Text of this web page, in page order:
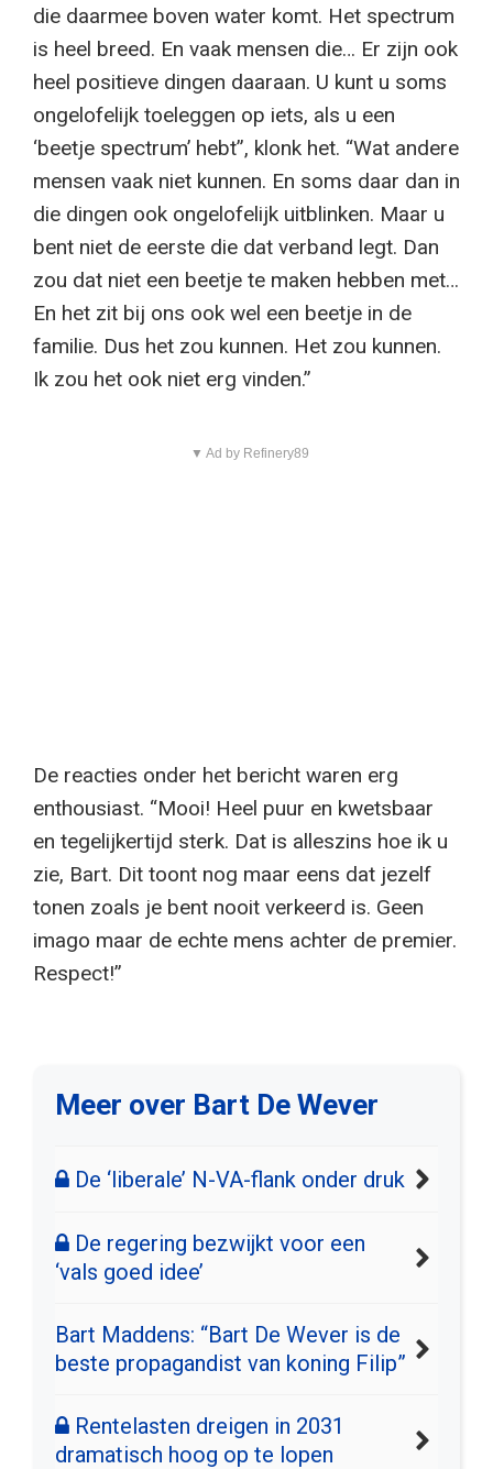
die daarmee boven water komt. Het spectrum
is heel breed. En vaak mensen die… Er zijn ook
heel positieve dingen daaraan. U kunt u soms
ongelofelijk toeleggen op iets, als u een
‘beetje spectrum’ hebt”, klonk het. “Wat andere
mensen vaak niet kunnen. En soms daar dan in
die dingen ook ongelofelijk uitblinken. Maar u
bent niet de eerste die dat verband legt. Dan
zou dat niet een beetje te maken hebben met…
En het zit bij ons ook wel een beetje in de
familie. Dus het zou kunnen. Het zou kunnen.
Ik zou het ook niet erg vinden.”
▼ Ad by Refinery89
De reacties onder het bericht waren erg
enthousiast. “Mooi! Heel puur en kwetsbaar
en tegelijkertijd sterk. Dat is alleszins hoe ik u
zie, Bart. Dit toont nog maar eens dat jezelf
tonen zoals je bent nooit verkeerd is. Geen
imago maar de echte mens achter de premier.
Respect!”
Meer over Bart De Wever
De ‘liberale’ N-VA-flank onder druk
De regering bezwijkt voor een
‘vals goed idee’
Bart Maddens: “Bart De Wever is de
beste propagandist van koning Filip”
Rentelasten dreigen in 2031
dramatisch hoog op te lopen